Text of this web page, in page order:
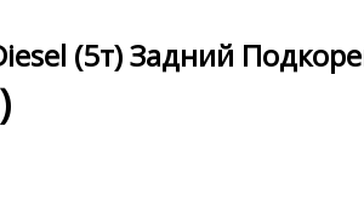
(5т) Задний
)